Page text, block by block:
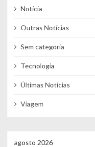
Notícia
Outras Notícias
Sem categoria
Tecnologia
Últimas Notícias
Viagem
agosto 2026